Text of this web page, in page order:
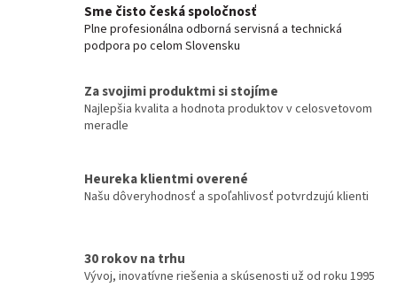
Sme čisto česká spoločnosť
Plne profesionálna odborná servisná a technická
podpora po celom Slovensku
Za svojimi produktmi si stojíme
Najlepšia kvalita a hodnota produktov v celosvetovom
meradle
Heureka klientmi overené
Našu dôveryhodnosť a spoľahlivosť potvrdzujú klienti
30 rokov na trhu
Vývoj, inovatívne riešenia a skúsenosti už od roku 1995